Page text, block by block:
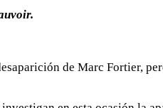
de Marc Fortier,